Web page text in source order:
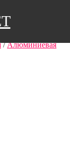
/Алюминиевая